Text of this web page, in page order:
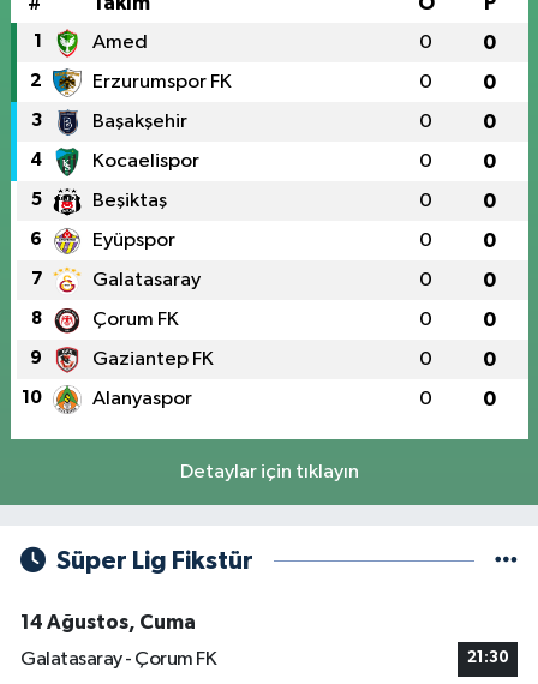
1 Amed 0 0
2 Erzurumspor FK 0 0
3 Başakşehir 0 0
4 Kocaelispor 0 0
5 Beşiktaş 0 0
6 Eyüpspor 0 0
7 Galatasaray 0 0
8 Çorum FK 0 0
9 Gaziantep FK 0 0
10 Alanyaspor 0 0
Detaylar için tıklayın
Süper Lig Fikstür
14 Ağustos, Cuma
Galatasaray - Çorum FK
21:30